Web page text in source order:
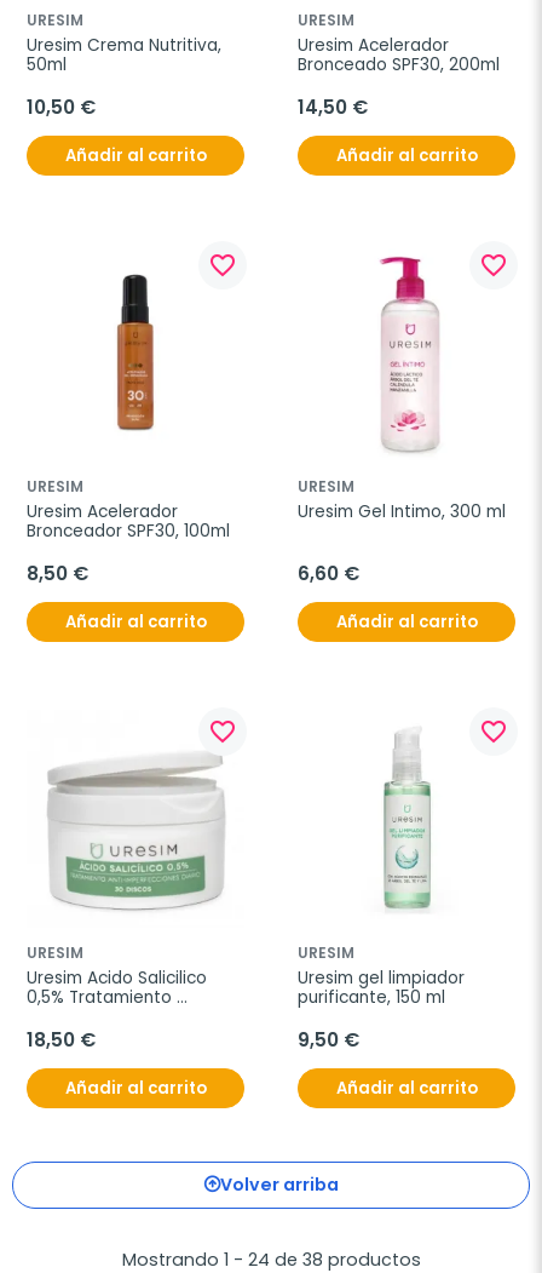
URESIM
Uresim Crema Nutritiva,
50ml
10,50 €
Añadir al carrito
URESIM
Uresim Acelerador
Bronceado SPF30, 200ml
14,50 €
Añadir al carrito
favorite_border
URESIM
Uresim Acelerador
Bronceador SPF30, 100ml
8,50 €
Añadir al carrito
favorite_border
URESIM
Uresim Gel Intimo, 300 ml
6,60 €
Añadir al carrito
favorite_border
URESIM
Uresim Acido Salicilico
0,5% Tratamiento
Diario, 30 discos
impregnados
18,50 €
Añadir al carrito
favorite_border
URESIM
Uresim gel limpiador
purificante, 150 ml
9,50 €
Añadir al carrito
Volver arriba
Mostrando 1 - 24 de 38 productos